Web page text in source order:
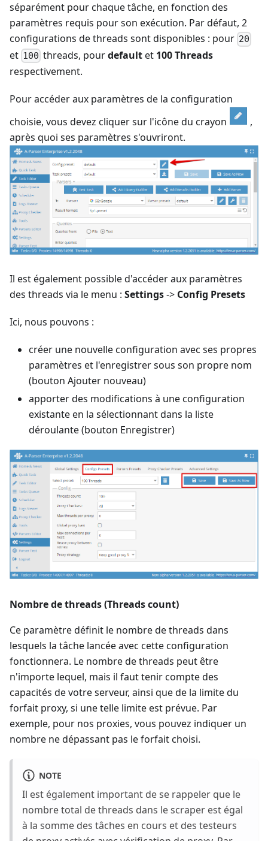
séparément pour chaque tâche, en fonction des
paramètres requis pour son exécution. Par défaut, 2
configurations de threads sont disponibles : pour 20
et 100 threads, pourdefaultet 100 Threads
respectivement.
Pour accéder aux paramètres de la configuration
choisie, vous devez cliquer sur l'icône du crayon
,
après quoi ses paramètres s'ouvriront.
Il est également possible d'accéder aux paramètres
des threads via le menu : Settings-> Config Presets
Ici, nous pouvons :
créer une nouvelle configuration avec ses propres
paramètres et l'enregistrer sous son propre nom
(bouton Ajouter nouveau)
apporter des modifications à une configuration
existante en la sélectionnant dans la liste
déroulante (bouton Enregistrer)
Nombre de threads (Threads count)
Ce paramètre définit le nombre de threads dans
lesquels la tâche lancée avec cette configuration
fonctionnera. Le nombre de threads peut être
n'importe lequel, mais il faut tenir compte des
capacités de votre serveur, ainsi que de la limite du
forfait proxy, si une telle limite est prévue. Par
exemple, pour nos proxies, vous pouvez indiquer un
nombre ne dépassant pas le forfait choisi.
NOTE
Il est également important de se rappeler que le
nombre total de threads dans le scraper est égal
à la somme des tâches en cours et des testeurs